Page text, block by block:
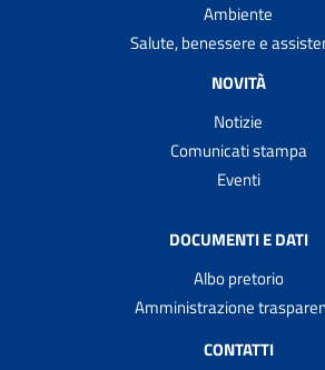
Ambiente
Salute, benessere e
NOVITÀ
Notizie
Comunicati stampa
Eventi
DOCUMENTI E DATI
Albo pretorio
Amministrazione
CONTATTI